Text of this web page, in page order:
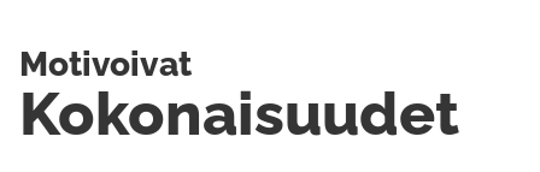
Kokonaisuudet
Motivoivat